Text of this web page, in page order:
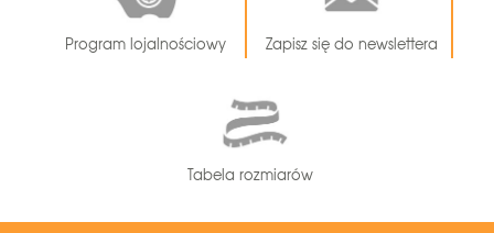
Program lojalnościowy Zapisz się do newslettera
Tabela rozmiarów